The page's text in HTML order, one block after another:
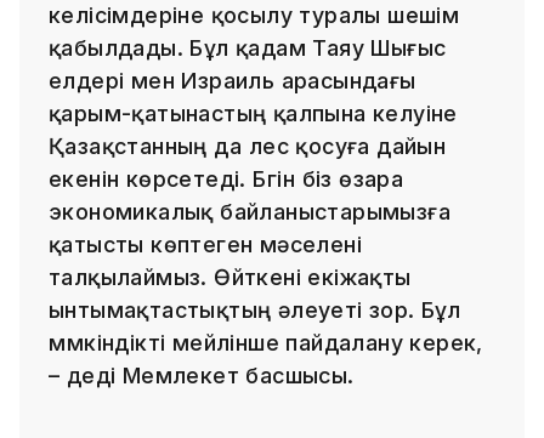
келісімдеріне қосылу туралы шешім
қабылдады. Бұл қадам Таяу Шығыс
елдері мен Израиль арасындағы
қарым-қатынастың қалпына келуіне
Қазақстанның да үлес қосуға дайын
екенін көрсетеді. Бүгін біз өзара
экономикалық байланыстарымызға
қатысты көптеген мәселені
талқылаймыз. Өйткені екіжақты
ынтымақтастықтың әлеуеті зор. Бұл
мүмкіндікті мейлінше пайдалану керек,
– деді Мемлекет басшысы.